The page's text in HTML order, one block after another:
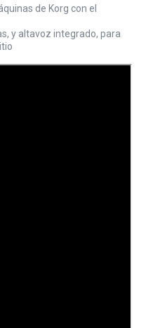
de Korg con el
y altavoz integrado, para